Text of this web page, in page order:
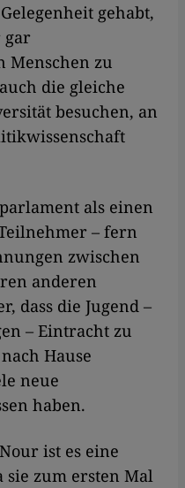
gehabt,
gar
Menschen zu
die gleiche
besuchen, an
als einen
– fern
zwischen
anderen
dass die Jugend –
– Eintracht zu
Hause
neue
haben.
ist es eine
sie zum ersten Mal